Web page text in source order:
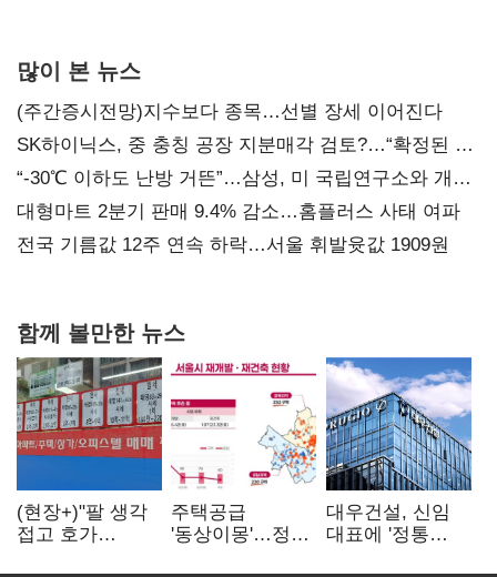
많이 본 뉴스
(주간증시전망)지수보다 종목…선별 장세 이어진다
SK하이닉스, 중 충칭 공장 지분매각 검토?…“확정된 바
없어”
“-30℃ 이하도 난방 거뜬”…삼성, 미 국립연구소와 개발
협력
대형마트 2분기 판매 9.4% 감소…홈플러스 사태 여파
전국 기름값 12주 연속 하락…서울 휘발윳값 1909원
함께 볼만한 뉴스
(현장+)"팔 생각
접고 호가
주택공급
'동상이몽'…정부
대우건설, 신임
대표에 '정통